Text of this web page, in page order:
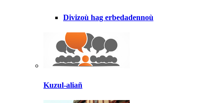
Divizoù hag erbedadennoù
Kuzul-aliañ